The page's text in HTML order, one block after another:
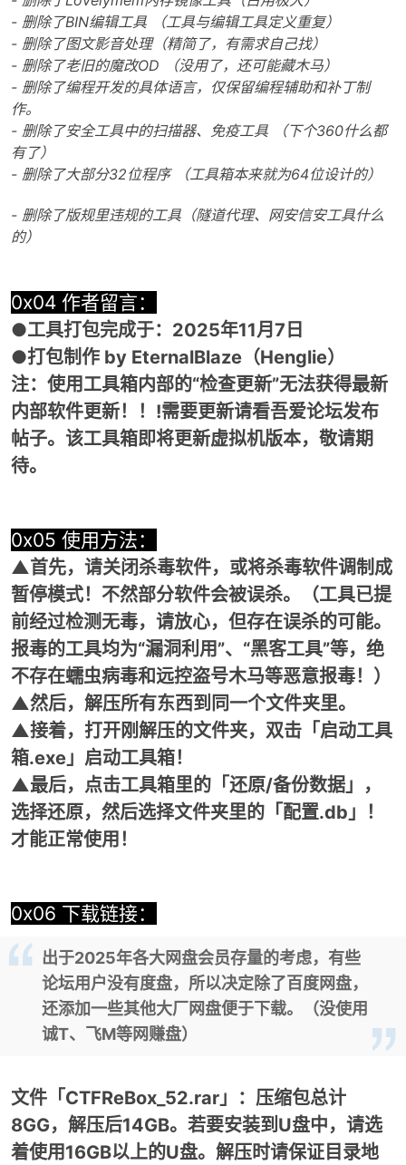
- 删除了BIN编辑工具 （工具与编辑工具定义重复）
- 删除了图文影音处理（精简了，有需求自己找）
- 删除了老旧的魔改OD （没用了，还可能藏木马）
- 删除了编程开发的具体语言，仅保留编程辅助和补丁制
作。
- 删除了安全工具中的扫描器、免疫工具 （下个360什么都
有了）
- 删除了大部分32位程序 （工具箱本来就为64位设计的）
- 删除了版规里违规的工具（隧道代理、网安信安工具什么
的）
0x04 作者留言：
●工具打包完成于：2025年11月7日
●打包制作 by EternalBlaze（Henglie）
注：使用工具箱内部的“检查更新”无法获得最新
内部软件更新！！!需要更新请看吾爱论坛发布
帖子。该工具箱即将更新虚拟机版本，敬请期
待。
0x05 使用方法：
▲首先，请关闭杀毒软件，或将杀毒软件调制成
暂停模式！不然部分软件会被误杀。（工具已提
前经过检测无毒，请放心，但存在误杀的可能。
报毒的工具均为“漏洞利用”、“黑客工具”等，绝
不存在蠕虫病毒和远控盗号木马等恶意报毒！）
▲然后，解压所有东西到同一个文件夹里。
▲接着，打开刚解压的文件夹，双击「启动工具
箱.exe」启动工具箱！
▲最后，点击工具箱里的「还原/备份数据」，
选择还原，然后选择文件夹里的「配置.db」！
才能正常使用！
0x06 下载链接：
出于2025年各大网盘会员存量的考虑，有些
论坛用户没有度盘，所以决定除了百度网盘，
还添加一些其他大厂网盘便于下载。（没使用
诚T、飞M等网赚盘）
文件「CTFReBox_52.rar」：压缩包总计
8GG，解压后14GB。若要安装到U盘中，请选
着使用16GB以上的U盘。解压时请保证目录地